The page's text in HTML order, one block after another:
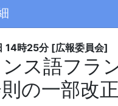
14時25分 [広報委員会]
ス語フラ
の一部改正